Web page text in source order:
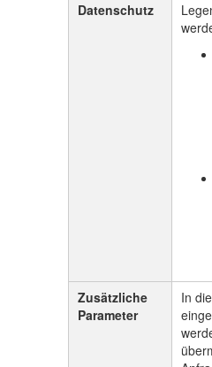
Datenschutz
Zusätzliche
Parameter
In